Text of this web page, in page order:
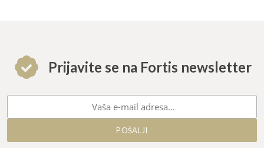
Prijavite se na Fortis newsletter